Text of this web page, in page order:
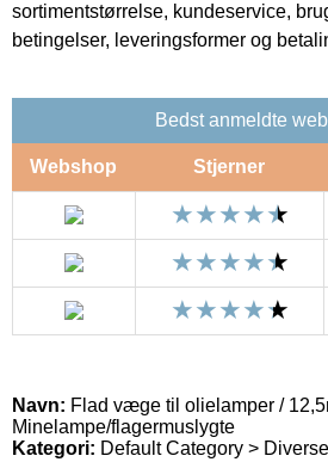
sortimentstørrelse, kundeservice,
betingelser, leveringsformer og
Bedst anmeldte
Webshop Stjerner
Navn: Flad væge til olielamper /
Minelampe/flagermuslygte
Kategori: Default Category >